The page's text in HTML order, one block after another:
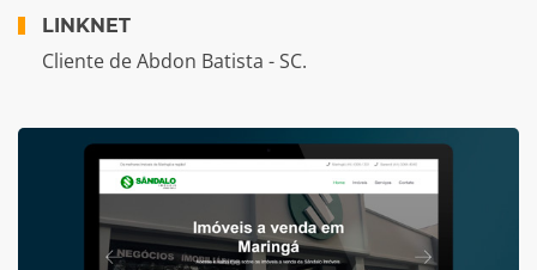
LINKNET
Cliente de Abdon Batista - SC.